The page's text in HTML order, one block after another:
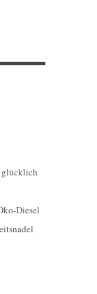
glücklich
Diesel